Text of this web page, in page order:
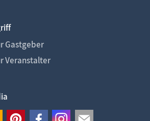
Gastgeber
Veranstalter